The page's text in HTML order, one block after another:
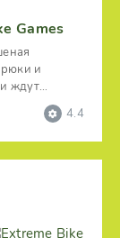
Games
и
ждут
и
4.4